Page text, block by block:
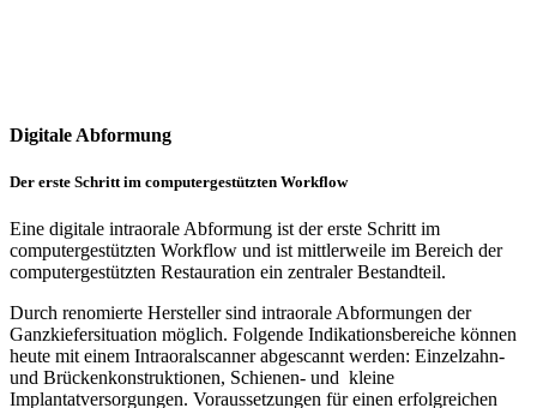
Digitale Abformung
Der erste Schritt im computergestützten Workflow
Eine digitale intraorale Abformung ist der erste Schritt im
computergestützten Workflow und ist mittlerweile im Bereich der
computergestützten Restauration ein zentraler Bestandteil.
Durch renomierte Hersteller sind intraorale Abformungen der
Ganzkiefersituation möglich. Folgende Indikationsbereiche können
heute mit einem Intraoralscanner abgescannt werden: Einzelzahn-
und Brückenkonstruktionen, Schienen- und kleine
Implantatversorgungen. Voraussetzungen für einen erfolgreichen